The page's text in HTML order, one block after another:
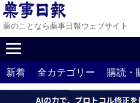
薬のことなら薬事日報ウェブサイト
新着 全カテゴリー 購読・